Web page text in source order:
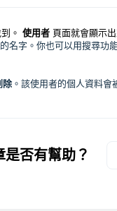
。 使用者 頁面就會顯示出
名字。你也可以用搜尋功
除 。該使用者的個人資料
是否有幫助？